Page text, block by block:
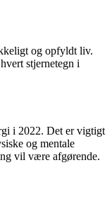
og opfyldt liv.
stjernetegn i
i 2022. Det er vigtigt
og mentale
vil være afgørende.